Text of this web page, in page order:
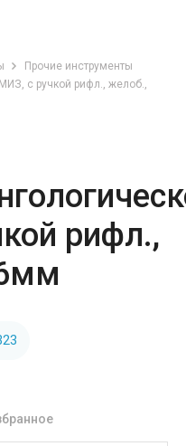
Прочие инструменты
с ручкой рифл., желоб.,
рифл.,